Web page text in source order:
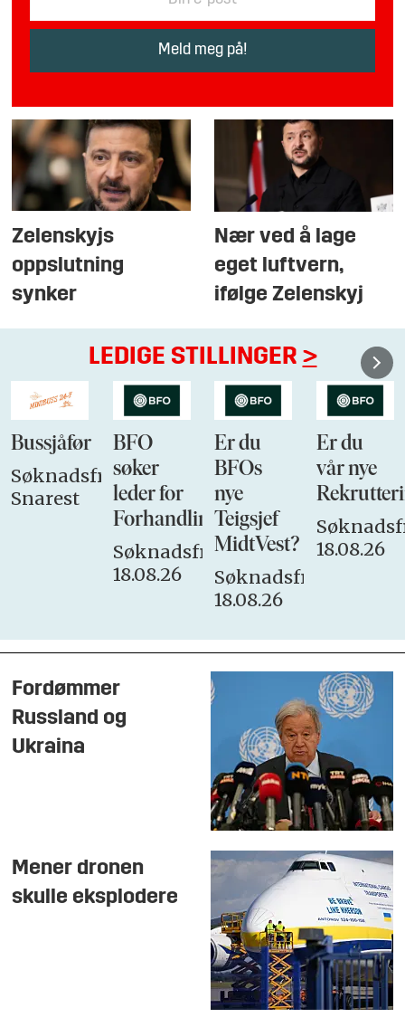
Zelenskyjs
oppslutning
synker
Nær ved å lage
eget luftvern,
ifølge Zelenskyj
LEDIGE STILLINGER >
Bussjåfør
Søknadsfrist:
Snarest
BFO
søker
leder for
Forhandlingsutvalget
Søknadsfrist:
18.08.26
Er du
BFOs
nye
Teigsjef
MidtVest?
Søknadsfrist:
18.08.26
Er du
vår nye
18.08.26
Fordømmer
Russland og
Ukraina
Mener dronen
skulle eksplodere